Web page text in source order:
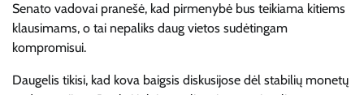
Senato vadovai pranešė, kad pirmenybė bus teikiama kitiems
klausimams, o tai nepaliks daug vietos sudėtingam
kompromisui.
Daugelis tikisi, kad kova baigsis diskusijose dėl stabilių monetų